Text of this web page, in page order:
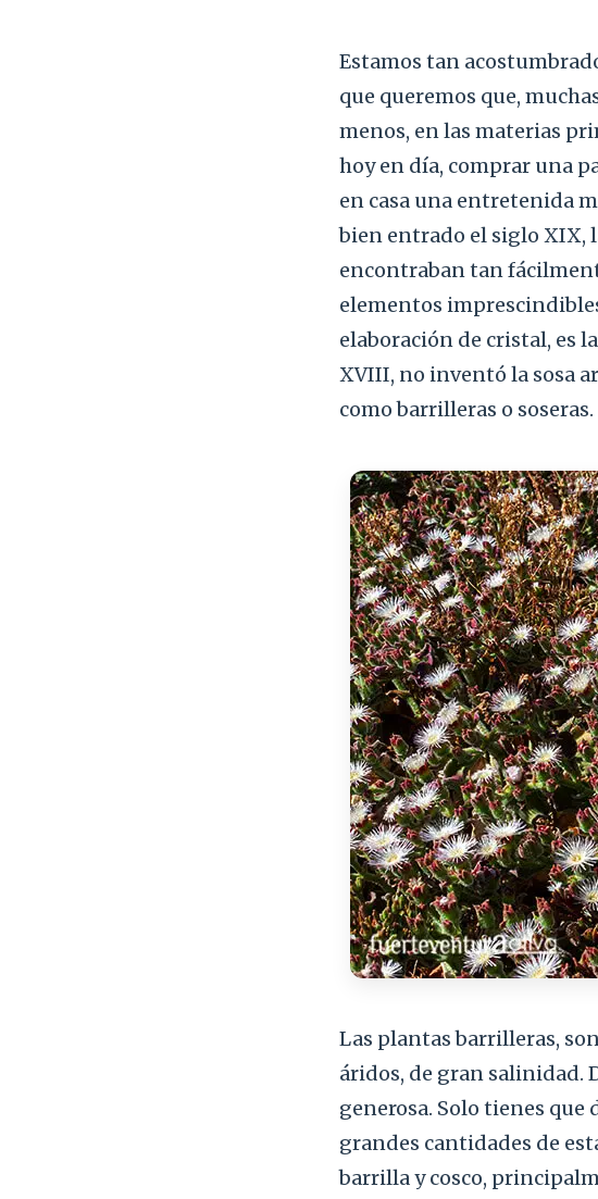
Estamos tan
que queremos que,
menos, en las materias
hoy en día, comprar una
en casa una entretenida
bien entrado el siglo XIX,
encontraban tan
elementos
elaboración de cristal, es
XVIII, no inventó la sosa
como barrilleras o soseras.
Las plantas barrilleras,
áridos, de gran salinidad.
generosa. Solo tienes
grandes cantidades de
barrilla y cosco,